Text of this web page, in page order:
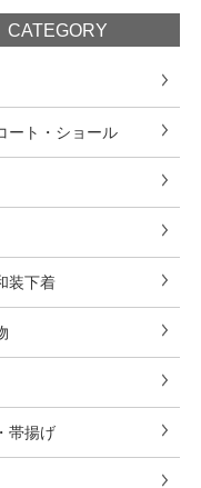
CATEGORY
ート・ショール
装下着
帯揚げ